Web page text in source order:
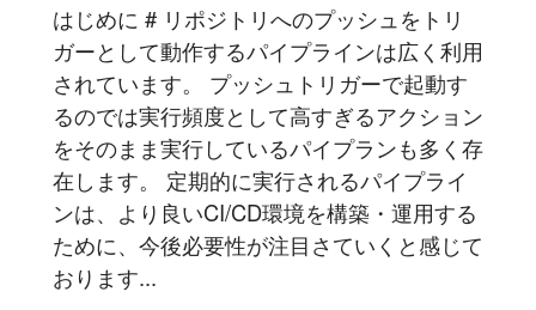
はじめに # リポジトリへのプッシュをトリ
ガーとして動作するパイプラインは広く利用
されています。 プッシュトリガーで起動す
るのでは実行頻度として高すぎるアクション
をそのまま実行しているパイプランも多く存
在します。 定期的に実行されるパイプライ
ンは、より良いCI/CD環境を構築・運用する
ために、今後必要性が注目さていくと感じて
おります...